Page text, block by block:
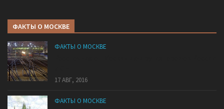
ФАКТЫ О МОСКВЕ
ФАКТЫ О МОСКВЕ
17 АВГ, 2016
ФАКТЫ О МОСКВЕ